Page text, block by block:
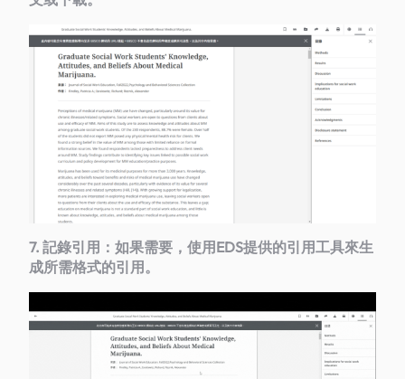
7. 記錄引用：如果需要，使用EDS提供的引用工具來生
成所需格式的引用。